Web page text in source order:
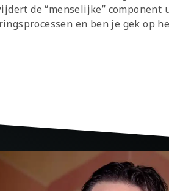
de “menselijke” component
en ben je gek op